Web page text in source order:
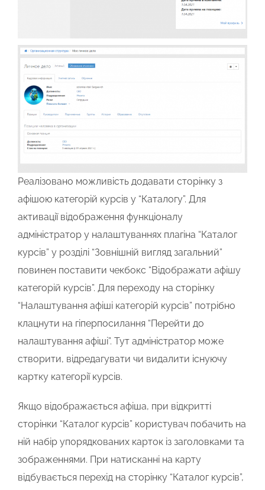
Реалізовано можливість додавати сторінку з
афішою категорій курсів у “Каталогу”. Для
активації відображення функціоналу
адміністратор у налаштуваннях плагіна “Каталог
курсів” у розділі “Зовнішній вигляд загальний”
повинен поставити чекбокс “Відображати афішу
категорій курсів”. Для переходу на сторінку
“Налаштування афіші категорій курсів” потрібно
клацнути на гіперпосилання “Перейти до
налаштування афіші”. Тут адміністратор може
створити, відредагувати чи видалити існуючу
картку категорії курсів.
Якщо відображається афіша, при відкритті
сторінки “Каталог курсів” користувач побачить на
ній набір упорядкованих карток із заголовками та
зображеннями. При натисканні на карту
відбувається перехід на сторінку “Каталог курсів”,